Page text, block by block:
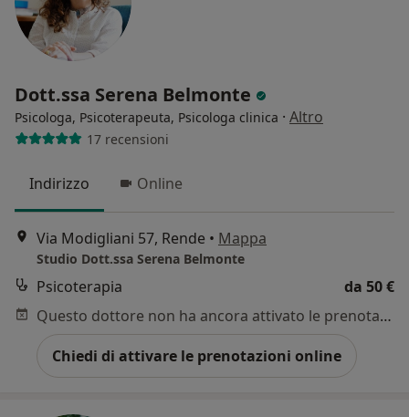
Dott.ssa Serena Belmonte
Psicologa, Psicoterapeuta, Psicologa clinica · Altro
17 recensioni
Indirizzo Online
Via Modigliani 57, Rende • Mappa
Studio Dott.ssa Serena Belmonte
Psicoterapia
da 50 €
Questo dottore non ha ancora attivato le prenotazioni online presso questo indirizzo.
Chiedi di attivare le prenotazioni online